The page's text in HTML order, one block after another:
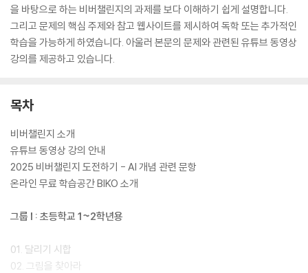
을 바탕으로 하는 비버챌린지의 과제를 보다 이해하기 쉽게 설명합니다.
그리고 문제의 핵심 주제와 참고 웹사이트를 제시하여 독학 또는 추가적인
학습을 가능하게 하였습니다. 아울러 본문의 문제와 관련된 유튜브 동영상
강의를 제공하고 있습니다.
목차
비버챌린지 소개
유튜브 동영상 강의 안내
2025 비버챌린지 도전하기 - AI 개념 관련 문항
온라인 무료 학습공간 BIKO 소개
그룹 I : 초등학교 1~2학년용
01. 달리기 시합
02. 그림을 찾아라